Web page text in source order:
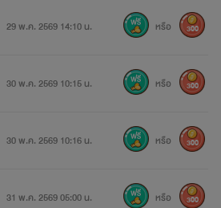
29 พ.ค. 2569 14:10 น. หรือ 300
30 พ.ค. 2569 10:15 น. หรือ 300
30 พ.ค. 2569 10:16 น. หรือ 300
31 พ.ค. 2569 05:00 น. หรือ 300